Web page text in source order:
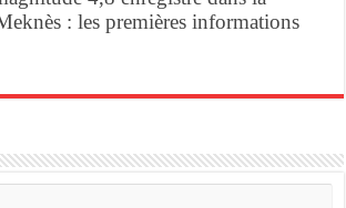
: les premières informations